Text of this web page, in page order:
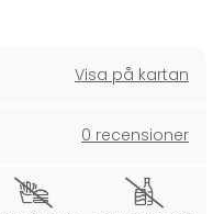
Visa på kartan
0 recensioner